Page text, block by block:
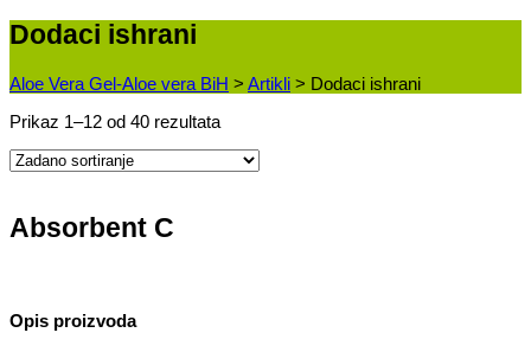
Dodaci ishrani
Aloe Vera Gel-Aloe vera BiH > Artikli > Dodaci ishrani
Prikaz 1–12 od 40 rezultata
Absorbent C
Opis proizvoda